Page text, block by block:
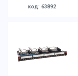
код: 63892